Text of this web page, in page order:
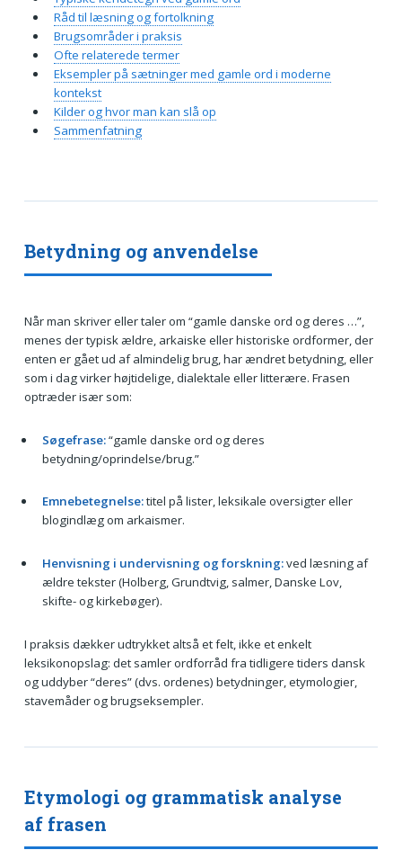
Betydning og anvendelse
Når man skriver eller taler om “gamle danske ord og deres …”,
menes der typisk ældre, arkaiske eller historiske ordformer, der
enten er gået ud af almindelig brug, har ændret betydning, eller
som i dag virker højtidelige, dialektale eller litterære. Frasen
optræder især som:
Søgefrase:“gamle danske ord og deres
betydning/oprindelse/brug.”
Emnebetegnelse:titel på lister, leksikale oversigter eller
blogindlæg om arkaismer.
Henvisning i undervisning og forskning:ved læsning af
ældre tekster (Holberg, Grundtvig, salmer, Danske Lov,
skifte- og kirkebøger).
I praksis dækker udtrykket altså et felt, ikke et enkelt
leksikonopslag: det samler ordforråd fra tidligere tiders dansk
og uddyber “deres” (dvs. ordenes) betydninger, etymologier,
stavemåder og brugseksempler.
Etymologi og grammatisk analyse
af frasen
Råd til læsning og fortolkning
Brugsområder i praksis
Ofte relaterede termer
Eksempler på sætninger med gamle ord i moderne
kontekst
Kilder og hvor man kan slå op
Sammenfatning